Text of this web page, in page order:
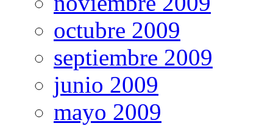
octubre 2009
septiembre 2009
junio 2009
mayo 2009